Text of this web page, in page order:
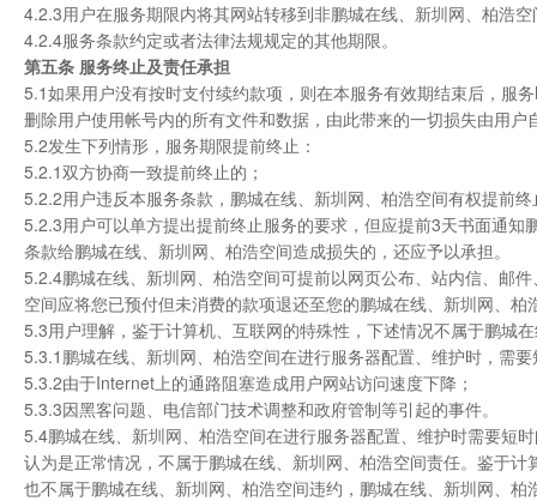
4.2.3用户在服务期限内将其网站转移到非鹏城在线、新圳网、柏浩
4.2.4服务条款约定或者法律法规规定的其他期限。
第五条 服务终止及责任承担
5.1如果用户没有按时支付续约款项，则在本服务有效期结束后，服
删除用户使用帐号内的所有文件和数据，由此带来的一切损失由用户
5.2发生下列情形，服务期限提前终止：
5.2.1双方协商一致提前终止的；
5.2.2用户违反本服务条款，鹏城在线、新圳网、柏浩空间有权提前
5.2.3用户可以单方提出提前终止服务的要求，但应提前3天书面通
条款给鹏城在线、新圳网、柏浩空间造成损失的，还应予以承担。
5.2.4鹏城在线、新圳网、柏浩空间可提前以网页公布、站内信、邮
空间应将您已预付但未消费的款项退还至您的鹏城在线、新圳网、柏
5.3用户理解，鉴于计算机、互联网的特殊性，下述情况不属于鹏城
5.3.1鹏城在线、新圳网、柏浩空间在进行服务器配置、维护时，需
5.3.2由于Internet上的通路阻塞造成用户网站访问速度下降；
5.3.3因黑客问题、电信部门技术调整和政府管制等引起的事件。
5.4鹏城在线、新圳网、柏浩空间在进行服务器配置、维护时需要短
认为是正常情况，不属于鹏城在线、新圳网、柏浩空间责任。鉴于
也不属于鹏城在线、新圳网、柏浩空间违约，鹏城在线、新圳网、柏